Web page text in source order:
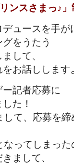
ンスさまっ♪
ュースを手が
をうたう
して、
お話しします
記者応募に
た！
て、応募を
ってしまっ
まして、